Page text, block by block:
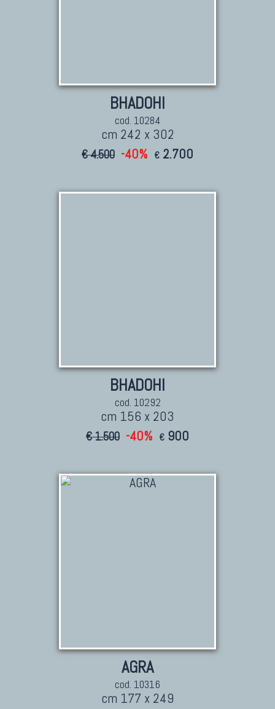
BHADOHI
cod. 10284
cm 242 x 302
€ 4.500 -40% € 2.700
BHADOHI
cod. 10292
cm 156 x 203
€ 1.500 -40% € 900
AGRA
cod. 10316
cm 177 x 249